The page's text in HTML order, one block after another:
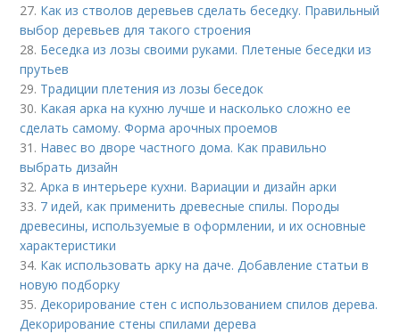
27. Как из стволов деревьев сделать беседку. Правильный
выбор деревьев для такого строения
28. Беседка из лозы своими руками. Плетеные беседки из
прутьев
29. Традиции плетения из лозы беседок
30. Какая арка на кухню лучше и насколько сложно ее
сделать самому. Форма арочных проемов
31. Навес во дворе частного дома. Как правильно
выбрать дизайн
32.Арка в интерьере кухни. Вариации и дизайн арки
33. 7 идей, как применить древесные спилы. Породы
древесины, используемые в оформлении, и их основные
характеристики
34. Как использовать арку на даче. Добавление статьи в
новую подборку
35.Декорирование стен с использованием спилов дерева.
Декорирование стены спилами дерева